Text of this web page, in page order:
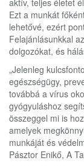
aktív, teljes életet
Ezt a munkát
lehetővé, ezért
Felajánlásunkkal
dolgozókat, és
„Jelenleg
egészségügy,
továbbá a vírus
gyógyuláshoz
összeggel mi is
amelyek
munkáját és
Pásztor Enikő, A